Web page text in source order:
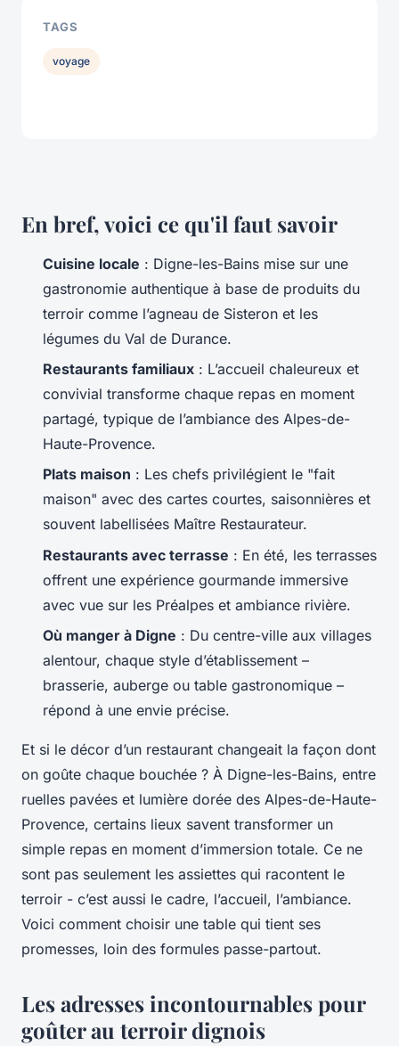
En bref, voici ce qu'il faut savoir
Cuisine locale : Digne-les-Bains mise sur une
gastronomie authentique à base de produits du
terroir comme l’agneau de Sisteron et les
légumes du Val de Durance.
Restaurants familiaux : L’accueil chaleureux et
convivial transforme chaque repas en moment
partagé, typique de l’ambiance des Alpes-de-
Haute-Provence.
Plats maison : Les chefs privilégient le "fait
maison" avec des cartes courtes, saisonnières et
souvent labellisées Maître Restaurateur.
Restaurants avec terrasse : En été, les terrasses
offrent une expérience gourmande immersive
avec vue sur les Préalpes et ambiance rivière.
Où manger à Digne : Du centre-ville aux villages
alentour, chaque style d’établissement –
brasserie, auberge ou table gastronomique –
répond à une envie précise.
Et si le décor d’un restaurant changeait la façon dont
on goûte chaque bouchée ? À Digne-les-Bains, entre
ruelles pavées et lumière dorée des Alpes-de-Haute-
Provence, certains lieux savent transformer un
simple repas en moment d’immersion totale. Ce ne
sont pas seulement les assiettes qui racontent le
terroir - c’est aussi le cadre, l’accueil, l’ambiance.
Voici comment choisir une table qui tient ses
promesses, loin des formules passe-partout.
Les adresses incontournables pour
goûter au terroir dignois
TAGS
voyage